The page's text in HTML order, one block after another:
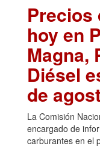
Precios
hoy en
Magna,
Diésel
de
La Comisión
encargado de
carburantes en el